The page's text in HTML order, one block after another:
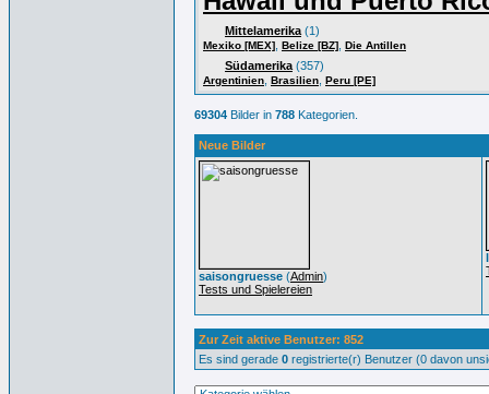
Mittelamerika (1)
Mexiko [MEX] Belize [BZ] Die Antillen
Südamerika (357)
Argentinien Brasilien Peru [PE]
69304 Bilder in 788 Kategorien.
Neue Bilder
saisongruesse (Admin)
Tests und Spielereien
Zur Zeit aktive Benutzer: 852
Es sind gerade 0 registrierte(r) Benutzer (0 davon